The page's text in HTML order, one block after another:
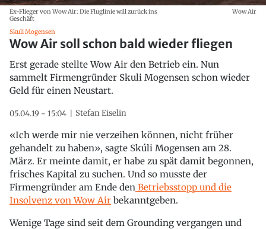
Ex-Flieger von Wow Air: Die Fluglinie will zurück ins
Geschäft
Wow Air
Skuli Mogensen
Wow Air soll schon bald wieder fliegen
Erst gerade stellte Wow Air den Betrieb ein. Nun
sammelt Firmengründer Skuli Mogensen schon wieder
Geld für einen Neustart.
05.04.19 - 15:04 Stefan Eiselin
«Ich werde mir nie verzeihen können, nicht früher
gehandelt zu haben», sagte Skúli Mogensen am 28.
März. Er meinte damit, er habe zu spät damit begonnen,
frisches Kapital zu suchen. Und so musste der
Firmengründer am Ende den Betriebsstopp und die
Insolvenz von Wow Air bekanntgeben.
Wenige Tage sind seit dem Grounding vergangen und